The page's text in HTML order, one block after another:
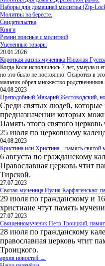
Наборы для домашней молитвы (Zip-
Молитвы на бересте.
Свидетельства
Книги
Ремни поясные с молитвой
Уцененные товары
20.01.2026
Короткая жизнь мученика Николая
Когда Коле исполнилось 7 лет, умерла и
но это было не постоянно. Осиротев в
мальчик обрел множество
04.08.2023
Преподобный Макарий Желтоводский,
Среди святых людей, которые
предназначении которых
Память этого святого
25 июля по церковному
04.08.2023
Кристина или Христина – память святой
6 августа по гражданскому
Православная церковь чтит
Тирской.
27.07.2023
Святая мученица Иулия Карфагенская:
29 июля по гражданскому и
христиане чтут память
27.07.2023
Священномученик Петр Троицкий,
28 июля по гражданскому
православная церковь чтит
Троицкого.
архив новостей →